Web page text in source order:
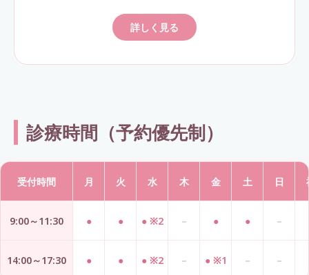
詳しく見る
診療時間（予約優先制）
受付時間 月 火 水 木 金 土 日
9:00～11:30 ● ● ● ※2 － ● ● －
14:00～17:30 ● ● ● ※2 － ● ※1 － －